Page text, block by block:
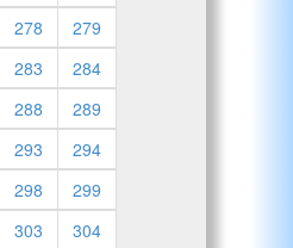
278
279
283
284
288
289
293
294
298
299
303
304